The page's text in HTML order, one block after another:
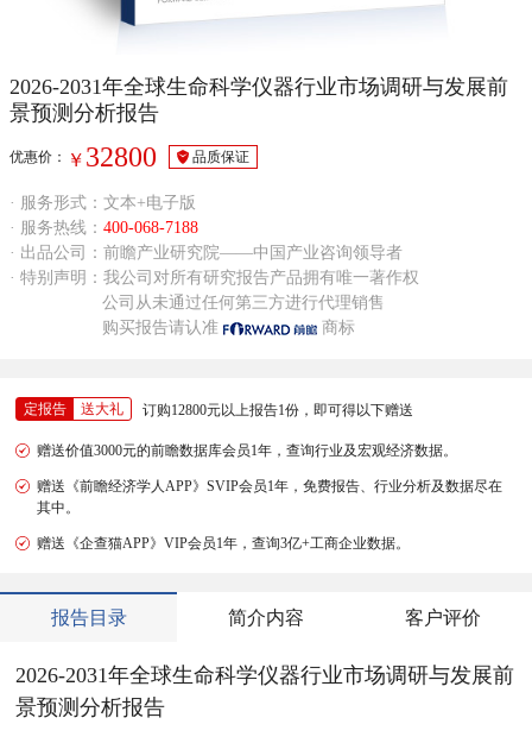
2026-2031年全球生命科学仪器行业市场调研与发展前
景预测分析报告
优惠价： ￥ 32800 品质保证
· 服务形式：文本+电子版
· 服务热线： 400-068-7188
· 出品公司：前瞻产业研究院——中国产业咨询领导者
· 特别声明：我公司对所有研究报告产品拥有唯一著作权
公司从未通过任何第三方进行代理销售
购买报告请认准
商标
定报告 送大礼 订购12800元以上报告1份，即可得以下赠送
赠送价值3000元的前瞻数据库会员1年，查询行业及宏观经济数据。
赠送《前瞻经济学人APP》SVIP会员1年，免费报告、行业分析及数据尽在
其中。
赠送《企查猫APP》VIP会员1年，查询3亿+工商企业数据。
报告目录 简介内容 客户评价
2026-2031年全球生命科学仪器行业市场调研与发展前
景预测分析报告